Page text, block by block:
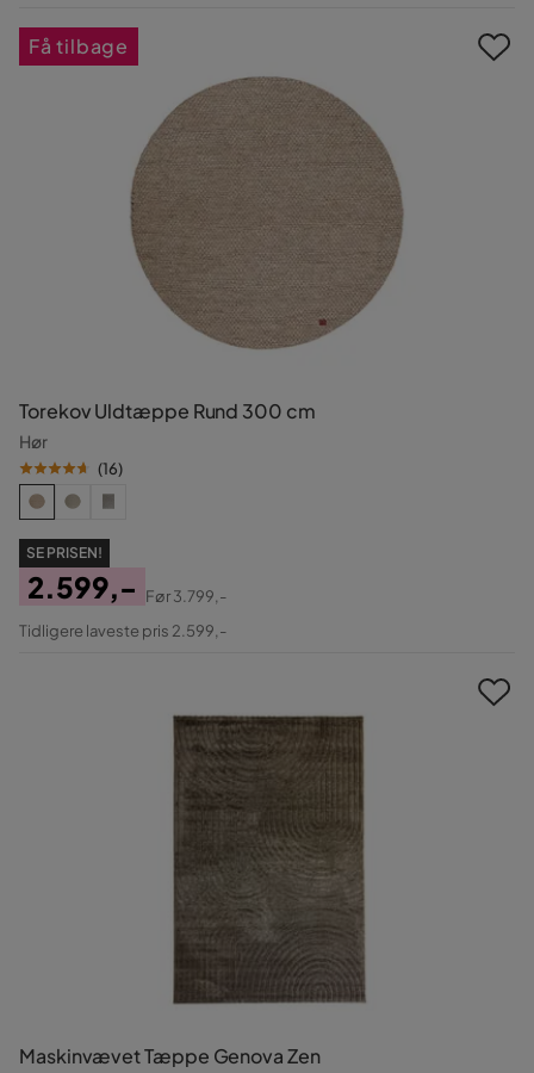
Torekov Uldtæppe Rund 300 cm
Hør
(16)
SE PRISEN!
Pris
2.599,-
Original
Før3.799,-
Tidligere laveste pris 2.599,-
Få tilbage
Maskinvævet Tæppe Genova Zen